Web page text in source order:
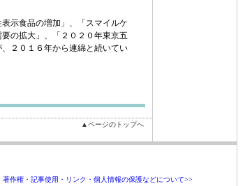
示食品の増加」、「スマイルケ
の拡大」、「２０２０年東京五
２０１６年から連綿と続いてい
▲ページのトップへ
著作権・記事使用・リンク・個人情報の保護などについて>>